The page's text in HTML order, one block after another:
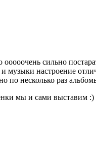
сильно
настроение
по несколько раз
мы и сами выставим :)